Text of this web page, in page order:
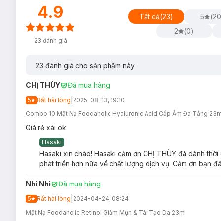
Tái tạo và làm trẻ hoá làn da, giúp da săn chắc và căng
Kích thích sản sinh collagen giúp giảm vết nhăn, hỗ trợ
Làm dịu và giảm kích ứng da, hỗ trợ phục hồi làn da
Mặt Nạ Foodaholic Hyaluronic Acid Hydrating Mask
với
gây kích ứng đối với làn da nhạy cảm.
Mặt Nạ Foodaholic Hyaluronic Acid Hydrating
Sản phẩm phù hợp cho mọi loại da, đặc biệt là da khô.
Da khô,thiếu ẩm - thiếu nước
Ưu thế nổi bật của Mặt Nạ Foodaholic Hyaluronic
4.9
23 đánh giá
Tất cả(23) 5 (20
2
(0)
23 đánh giá cho sản phẩm này
CHỊ THÙY Đã mua hàng
5 Rất hài lòng 2025-08-13, 19:10
Combo 10 Mặt Nạ Foodaholic Hyaluronic Acid Cấp Ẩm Đa Tầng
Giá rẻ xài ok
Hasaki
Hasaki xin chào! Hasaki cảm ơn CHỊ THÙY đã dành
phát triển hơn nữa về chất lượng dịch vụ. Cảm ơn bạn
Nhi Nhi Đã mua hàng
5 Rất hài lòng 2024-04-24, 08:24
Mặt Nạ Foodaholic Retinol Giảm Mụn & Tái Tạo Da 23ml